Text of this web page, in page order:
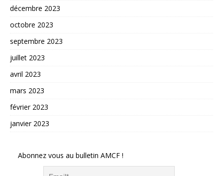
décembre 2023
octobre 2023
septembre 2023
juillet 2023
avril 2023
mars 2023
février 2023
janvier 2023
Abonnez vous au bulletin AMCF !